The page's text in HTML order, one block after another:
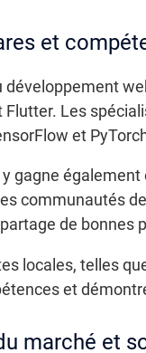
et
développement
Flutter. Les
et
gagne
communautés
de bonnes
locales, telles
et
marché et